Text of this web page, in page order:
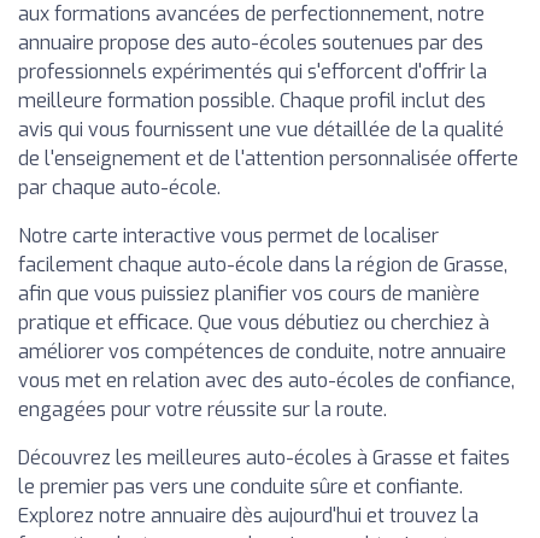
aux formations avancées de perfectionnement, notre
annuaire propose des auto-écoles soutenues par des
professionnels expérimentés qui s'efforcent d'offrir la
meilleure formation possible. Chaque profil inclut des
avis qui vous fournissent une vue détaillée de la qualité
de l'enseignement et de l'attention personnalisée offerte
par chaque auto-école.
Notre carte interactive vous permet de localiser
facilement chaque auto-école dans la région de Grasse,
afin que vous puissiez planifier vos cours de manière
pratique et efficace. Que vous débutiez ou cherchiez à
améliorer vos compétences de conduite, notre annuaire
vous met en relation avec des auto-écoles de confiance,
engagées pour votre réussite sur la route.
Découvrez les meilleures auto-écoles à Grasse et faites
le premier pas vers une conduite sûre et confiante.
Explorez notre annuaire dès aujourd'hui et trouvez la